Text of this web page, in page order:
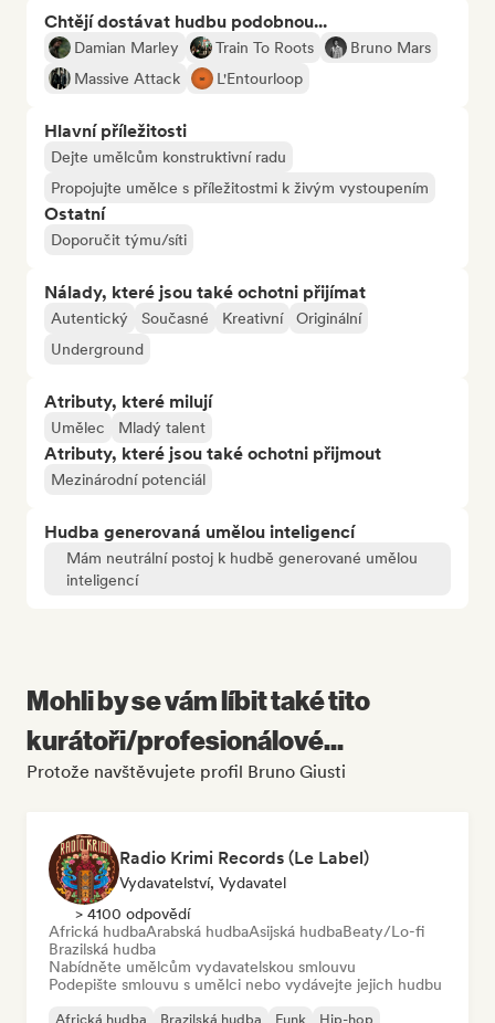
Chtějí dostávat hudbu podobnou...
Damian Marley Train To Roots
Bruno Mars
Massive Attack
L'Entourloop
Hlavní příležitosti
Dejte umělcům konstruktivní radu
Propojujte umělce s příležitostmi k živým vystoupením
Ostatní
Doporučit týmu/síti
Nálady, které jsou také ochotni přijímat
Autentický Současné Kreativní
Originální
Underground
Atributy, které milují
Umělec Mladý talent
Atributy, které jsou také ochotni přijmout
Mezinárodní potenciál
Hudba generovaná umělou inteligencí
Mám neutrální postoj k hudbě generované umělou
inteligencí
Mohli by se vám líbit také tito
kurátoři/profesionálové...
Protože navštěvujete profil Bruno Giusti
Radio Krimi Records (Le Label)
Vydavatelství, Vydavatel
> 4100 odpovědí
Africká hudbaArabská hudbaAsijská hudbaBeaty/Lo-fi
Brazilská hudba
Nabídněte umělcům vydavatelskou smlouvu
Podepište smlouvu s umělci nebo vydávejte jejich hudbu
Africká hudba Brazilská hudba Funk Hip-hop